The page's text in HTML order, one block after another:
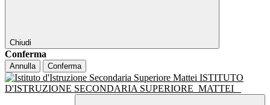
Chiudi
Conferma
Annulla Conferma
ISTITUTO
D'ISTRUZIONE SECONDARIA SUPERIORE MATTEI